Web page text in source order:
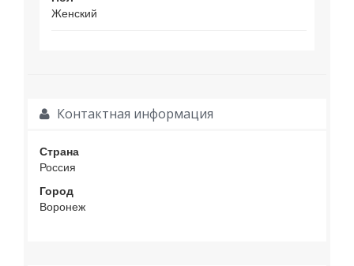
Женский
Контактная информация
Страна
Россия
Город
Воронеж